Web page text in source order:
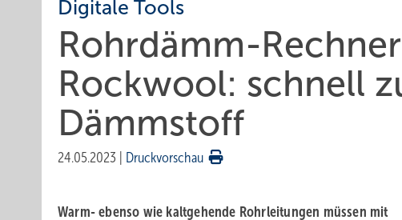
Digitale Tools
Rohrdämm-
Rockwool: schnell
Dämmstoff
24.05.2023 Druckvorschau
Warm- ebenso wie kaltgehende Rohrleitungen müssen mit